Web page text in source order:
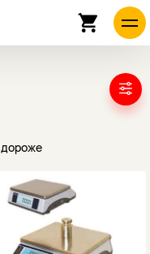
дороже